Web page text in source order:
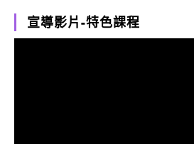
宣導影片-特色課程